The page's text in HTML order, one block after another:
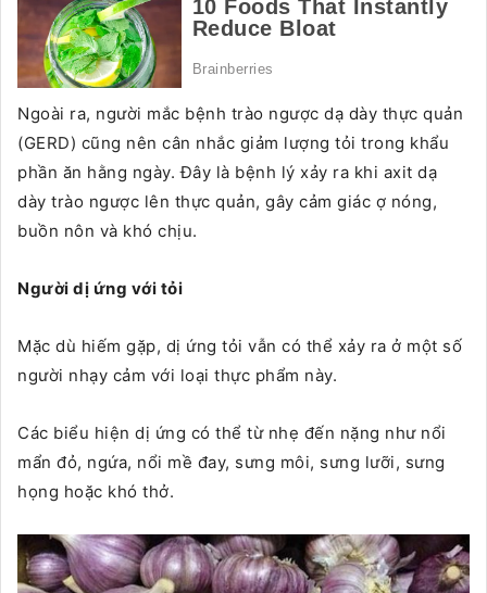
Ngoài ra, người mắc bệnh trào ngược dạ dày thực quản
(GERD) cũng nên cân nhắc giảm lượng tỏi trong khẩu
phần ăn hằng ngày. Đây là bệnh lý xảy ra khi axit dạ
dày trào ngược lên thực quản, gây cảm giác ợ nóng,
buồn nôn và khó chịu.
Người dị ứng với tỏi
Mặc dù hiếm gặp, dị ứng tỏi vẫn có thể xảy ra ở một số
người nhạy cảm với loại thực phẩm này.
Các biểu hiện dị ứng có thể từ nhẹ đến nặng như nổi
mẩn đỏ, ngứa, nổi mề đay, sưng môi, sưng lưỡi, sưng
họng hoặc khó thở.